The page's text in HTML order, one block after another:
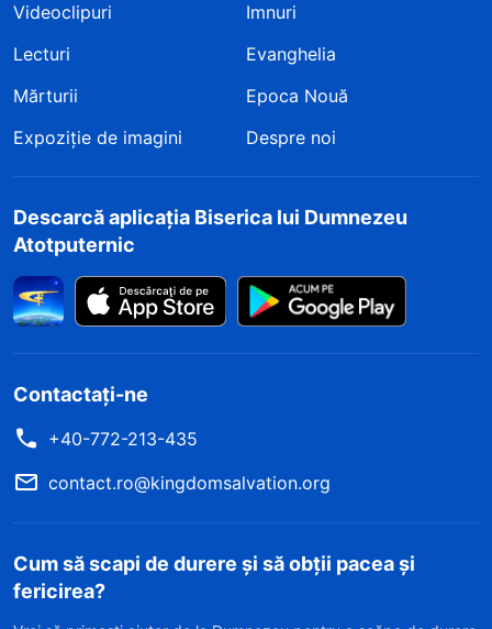
Videoclipuri
Imnuri
Lecturi
Evanghelia
Mărturii
Epoca Nouă
Expoziție de imagini
Despre noi
Descarcă aplicația Biserica lui Dumnezeu
Atotputernic
Contactați-ne
+40-772-213-435
contact.ro@kingdomsalvation.org
Cum să scapi de durere și să obții pacea și
fericirea?